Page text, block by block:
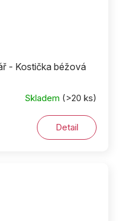
- Kostička béžová
Skladem (>20 ks)
Detail